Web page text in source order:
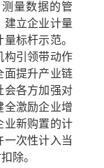
量数据的管
建立企业计量
标杆示范。
构引领带动作
面提升产业链
会各方加强对
全激励企业增
业新购置的计
一次性计入当
除。